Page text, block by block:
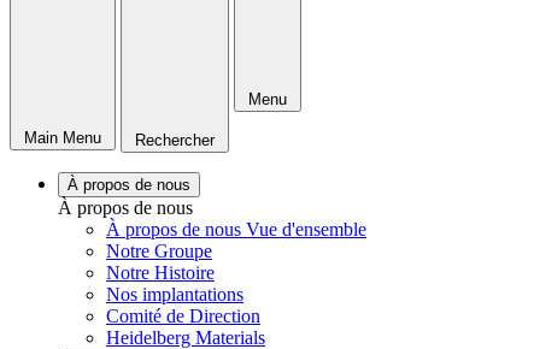
Main Menu Rechercher
Menu
À propos de nous
À propos de nous
À propos de nous Vue d'ensemble
Notre Groupe
Notre Histoire
Nos implantations
Comité de Direction
Heidelberg Materials